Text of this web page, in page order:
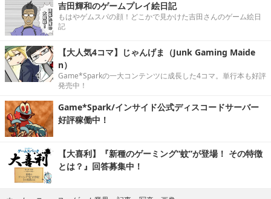
吉田輝和のゲームプレイ絵日記
もはやゲムスパの顔！どこかで見かけた吉田さんのゲーム絵日
記
【大人気4コマ】じゃんげま（Junk Gaming Maide
n）
Game*Sparkの一大コンテンツに成長した4コマ。単行本も好評
発売中！
Game*Spark/インサイド公式ディスコードサーバー
好評稼働中！
【大喜利】『新種のゲーミング“蚊”が登場！ その特徴
とは？』回答募集中！